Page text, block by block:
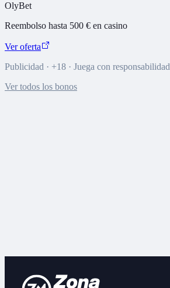
OlyBet
Reembolso hasta 500 € en casino
Ver oferta
Publicidad · +18 · Juega con responsabilidad
Ver todos los bonos